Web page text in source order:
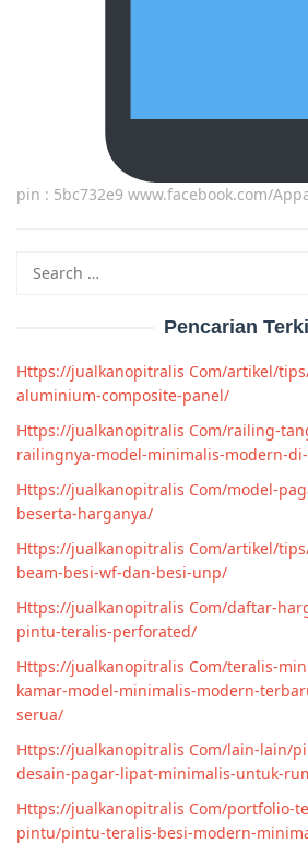
pin : 5bc732e9 www.facebook.com/
for:
Pencarian
Https://jualkanopitralis Com/artikel/
aluminium-composite-panel/
Https://jualkanopitralis Com/railing-
railingnya-model-minimalis-modern-
Https://jualkanopitralis Com/model-
beserta-harganya/
Https://jualkanopitralis Com/artikel/
beam-besi-wf-dan-besi-unp/
Https://jualkanopitralis Com/daftar-
pintu-teralis-perforated/
Https://jualkanopitralis Com/teralis-
kamar-model-minimalis-modern-
serua/
Https://jualkanopitralis Com/lain-lain/
desain-pagar-lipat-minimalis-untuk-
Https://jualkanopitralis Com/portfolio-
pintu/pintu-teralis-besi-modern-